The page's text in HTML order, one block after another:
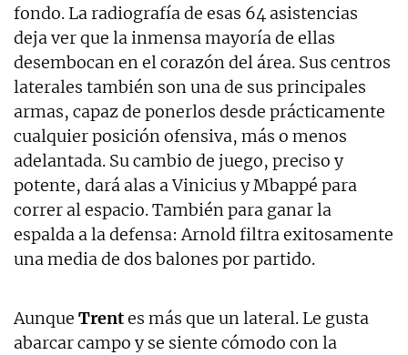
fondo. La radiografía de esas 64 asistencias
deja ver que la inmensa mayoría de ellas
desembocan en el corazón del área. Sus centros
laterales también son una de sus principales
armas, capaz de ponerlos desde prácticamente
cualquier posición ofensiva, más o menos
adelantada. Su cambio de juego, preciso y
potente, dará alas a Vinicius y Mbappé para
correr al espacio. También para ganar la
espalda a la defensa: Arnold filtra exitosamente
una media de dos balones por partido.
Aunque Trentes más que un lateral. Le gusta
abarcar campo y se siente cómodo con la